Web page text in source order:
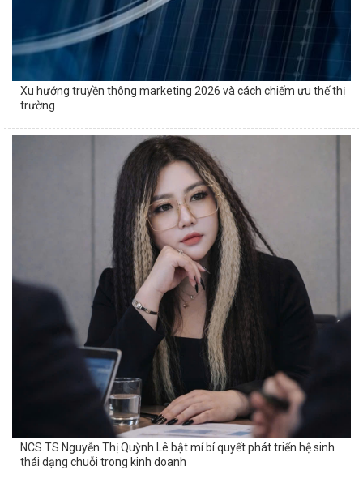
Xu hướng truyền thông marketing 2026 và cách chiếm ưu thế thị
trường
NCS.TS Nguyễn Thị Quỳnh Lê bật mí bí quyết phát triển hệ sinh
thái dạng chuỗi trong kinh doanh